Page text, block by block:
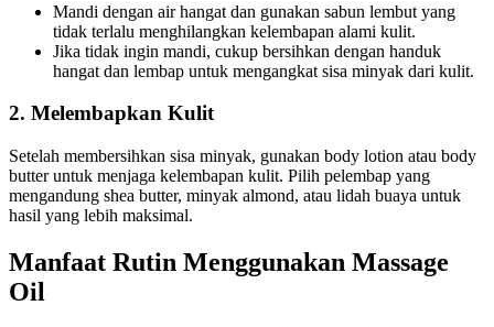
Mandi dengan air hangat dan gunakan sabun lembut yang
tidak terlalu menghilangkan kelembapan alami kulit.
Jika tidak ingin mandi, cukup bersihkan dengan handuk
hangat dan lembap untuk mengangkat sisa minyak dari kulit.
2. Melembapkan Kulit
Setelah membersihkan sisa minyak, gunakan body lotion atau body
butter untuk menjaga kelembapan kulit. Pilih pelembap yang
mengandung shea butter, minyak almond, atau lidah buaya untuk
hasil yang lebih maksimal.
Manfaat Rutin Menggunakan Massage
Oil